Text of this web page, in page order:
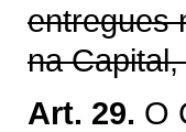
entregues
na
Art. 29. O